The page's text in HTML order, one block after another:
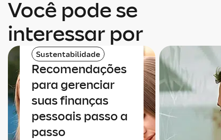
Você pode se
interessar por
Sustentabilidade
Recomendações
para gerenciar
suas finanças
pessoais passo a
passo